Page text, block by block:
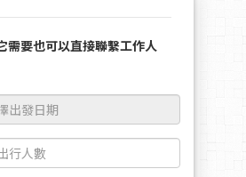
需要也可以直接聯繫工作人